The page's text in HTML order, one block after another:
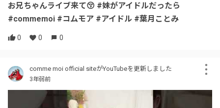
お兄ちゃんライブ来て😚 #妹がアイドルだったら
#commemoi #コムモア #アイドル #葉月ことみ
0 0 0
comme moi official siteがYouTubeを更新しました
3年弱前